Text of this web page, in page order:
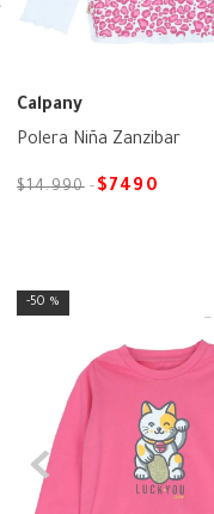
Calpany
Polera Niña Zanzibar
$14.990 $7490
50 %